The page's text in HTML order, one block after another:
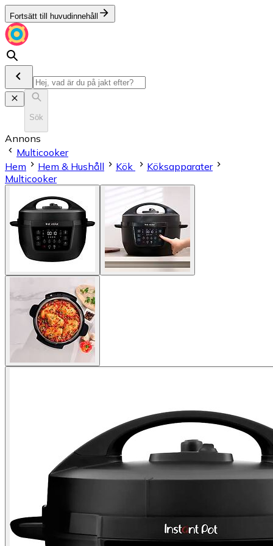
Fortsätt till huvudinnehåll
Sök
Annons
Multicooker
Hem
Hem & Hushåll Kök
Köksapparater
Multicooker